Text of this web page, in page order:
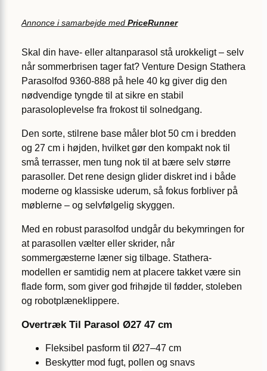
Annonce i samarbejde med PriceRunner
Skal din have- eller altanparasol stå urokkeligt – selv
når sommerbrisen tager fat? Venture Design Stathera
Parasolfod 9360-888 på hele 40 kg giver dig den
nødvendige tyngde til at sikre en stabil
parasoloplevelse fra frokost til solnedgang.
Den sorte, stilrene base måler blot 50 cm i bredden
og 27 cm i højden, hvilket gør den kompakt nok til
små terrasser, men tung nok til at bære selv større
parasoller. Det rene design glider diskret ind i både
moderne og klassiske uderum, så fokus forbliver på
møblerne – og selvfølgelig skyggen.
Med en robust parasolfod undgår du bekymringen for
at parasollen vælter eller skrider, når
sommergæsterne læner sig tilbage. Stathera-
modellen er samtidig nem at placere takket være sin
flade form, som giver god frihøjde til fødder, stoleben
og robotplæneklippere.
Overtræk Til Parasol Ø27 47 cm
Fleksibel pasform til Ø27–47 cm
Beskytter mod fugt, pollen og snavs